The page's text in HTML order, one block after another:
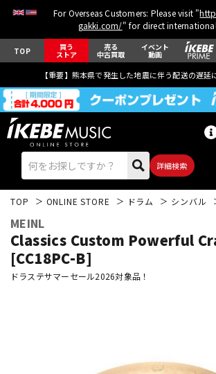
For Overseas Customers: Please visit "
gakki.com/" for direct
TOP 買う
ストア
売る
中古買取
イベント
動画
【重要】熊本県で発生した地震に伴う配送の遅延
詳細検索
エレキギター
TOP ONLINE STORE ドラム シンバル
MEINL
Classics Custom Powerful
[CC18PC-B]
ドラステサマーセール2026対象品！